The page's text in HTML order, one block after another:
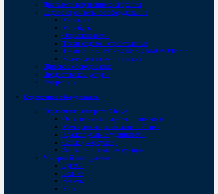
Двигатели внутреннего сгорания
Садово-строительное оборудование
Мотокосы
Мотобуры
Опрыскиватели
Тачки садово - строительные
Тачки ЭЛЕКТРИЧЕСКИЕ САМОХОДНЫЕ
Колеса для тачек и тележек
Щитовое оборудование
Предоставляем услуги
Генераторы
Отделочное оборудование
Окрасочные аппараты Chnye
Окрасочные аппараты поршневые
Мембранные распылители Chnye
Краскопульты и удлинители
Сопла (Форсунки)
Запчасти и комплектующие
Малярный инструмент
Бугели
Валики
Кельмы
Кисти